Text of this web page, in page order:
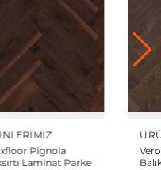
Famous
Laminat Parke